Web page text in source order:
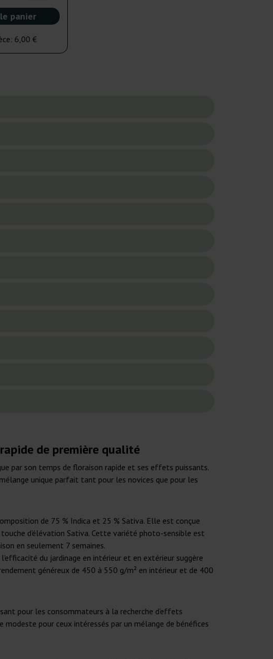
panier
6,00 €
de première qualité
par son temps de floraison rapide et ses effets puissants.
unique parfait tant pour les novices que pour les
de 75 % Indica et 25 % Sativa. Elle est conçue
d'élévation Sativa. Cette variété photo-sensible est
en seulement 7 semaines.
du jardinage en intérieur et en extérieur suggère
généreux de 450 à 550 g/m² en intérieur et de 400
pour les consommateurs à la recherche d'effets
pour ceux intéressés par un mélange de bénéfices